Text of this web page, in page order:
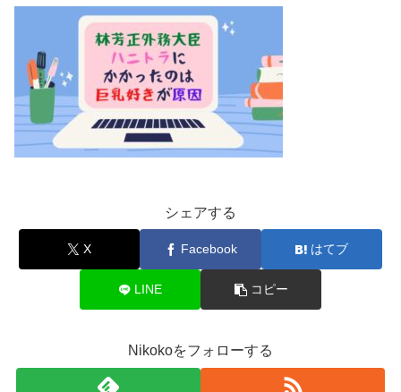
シェアする
X Facebook はてブ
LINE コピー
Nikokoをフォローする